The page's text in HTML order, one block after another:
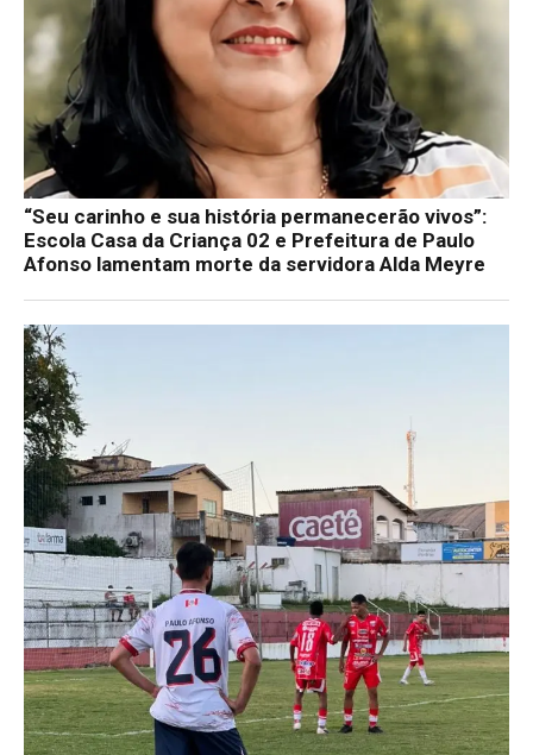
“Seu carinho e sua história permanecerão vivos”:
Escola Casa da Criança 02 e Prefeitura de Paulo
Afonso lamentam morte da servidora Alda Meyre